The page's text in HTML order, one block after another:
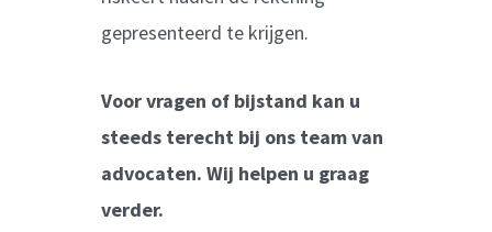
gepresenteerd te krijgen.
Voor vragen of bijstand kan u
steeds terecht bij ons team van
advocaten. Wij helpen u graag
verder.